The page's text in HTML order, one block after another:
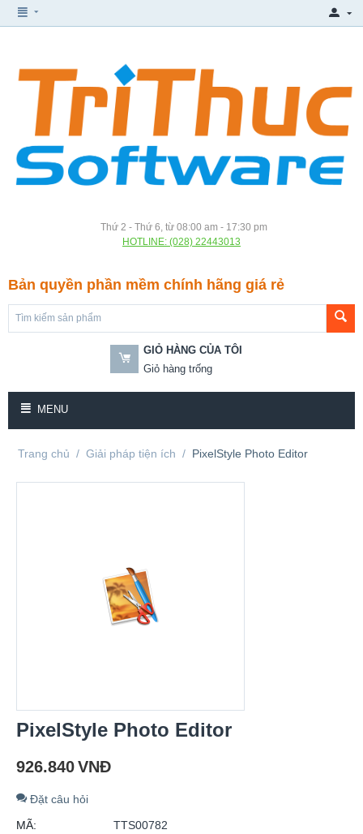
Thứ 2 - Thứ 6, từ 08:00 am - 17:30 pm
HOTLINE: (028) 22443013
Bản quyền phần mềm chính hãng giá rẻ
GIỎ HÀNG CỦA TÔI
Giỏ hàng trống
MENU
Trang chủ / Giải pháp tiện ích / PixelStyle Photo Editor
PixelStyle Photo Editor
926.840VNĐ
Đặt câu hỏi
MÃ:
TTS00782